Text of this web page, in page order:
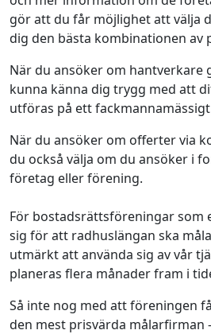
gör att du får möjlighet att välja
dig den bästa kombinationen av
När du ansöker om hantverkare
kunna känna dig trygg med att
utföras på ett
När du ansöker om offerter via
du också välja om du ansöker i
företag eller förening.
För bostadsrättsföreningar som
sig för att radhuslängan ska
utmärkt att använda sig av vår
planeras flera månader fram i
Så inte nog med att föreningen
den mest prisvärda målarfirman